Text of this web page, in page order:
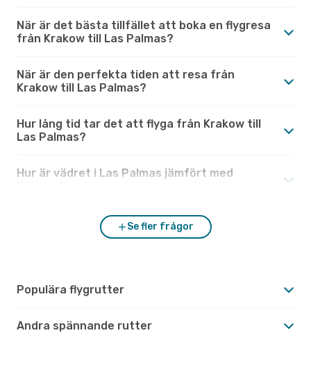
När är det bästa tillfället att boka en flygresa
från Krakow till Las Palmas?
När är den perfekta tiden att resa från
Krakow till Las Palmas?
Hur lång tid tar det att flyga från Krakow till
Las Palmas?
Hur är vädret i Las Palmas jämfört med
Se fler frågor
Populära flygrutter
Andra spännande rutter